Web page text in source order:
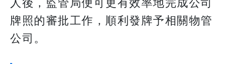
人後，監管局便可更有效率地完成公司
牌照的審批工作，順利發牌予相關物管
公司。